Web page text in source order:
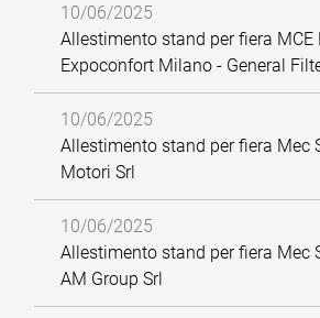
10/06/2025
Allestimento stand per fiera
Expoconfort Milano - General
10/06/2025
Allestimento stand per fiera Mec
Motori Srl
10/06/2025
Allestimento stand per fiera Mec
AM Group Srl